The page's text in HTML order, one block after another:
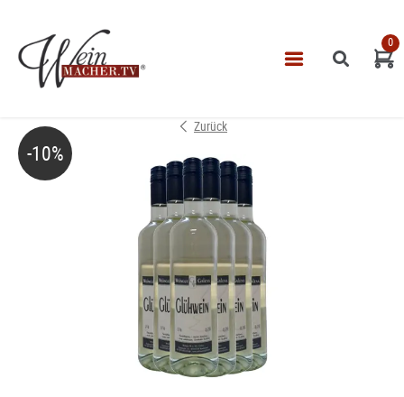
VINOTHEK
LEISTUNGEN
IMPRESSUM
0
-10%
Zurück